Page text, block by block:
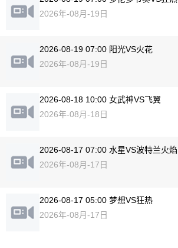
2026年-08月-19日
2026-08-19 07:00 阳光VS火花
2026年-08月-19日
2026-08-18 10:00 女武神VS飞翼
2026年-08月-18日
2026-08-17 07:00 水星VS波特兰火焰
2026年-08月-17日
2026-08-17 05:00 梦想VS狂热
2026年-08月-17日